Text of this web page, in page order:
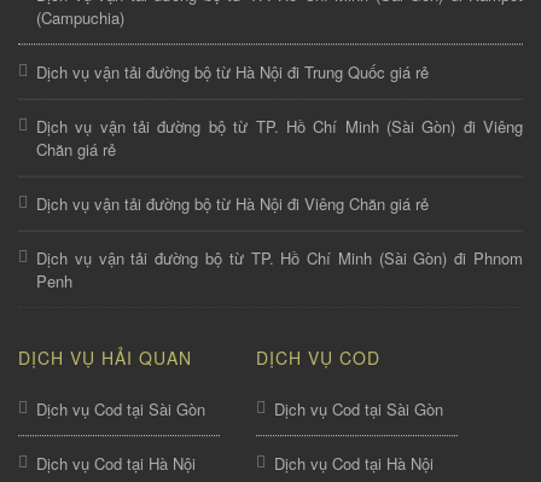
(Campuchia)
Dịch vụ vận tải đường bộ từ Hà Nội đi Trung Quốc giá rẻ
Dịch vụ vận tải đường bộ từ TP. Hồ Chí Minh (Sài Gòn) đi Viêng
Chăn giá rẻ
Dịch vụ vận tải đường bộ từ Hà Nội đi Viêng Chăn giá rẻ
Dịch vụ vận tải đường bộ từ TP. Hồ Chí Minh (Sài Gòn) đi Phnom
Penh
DỊCH VỤ HẢI QUAN
Dịch vụ Cod tại Sài Gòn
Dịch vụ Cod tại Hà Nội
DỊCH VỤ COD
Dịch vụ Cod tại Sài Gòn
Dịch vụ Cod tại Hà Nội